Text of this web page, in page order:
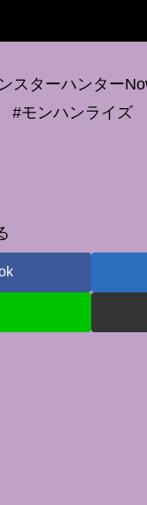
スターハンター
モンハンライズ